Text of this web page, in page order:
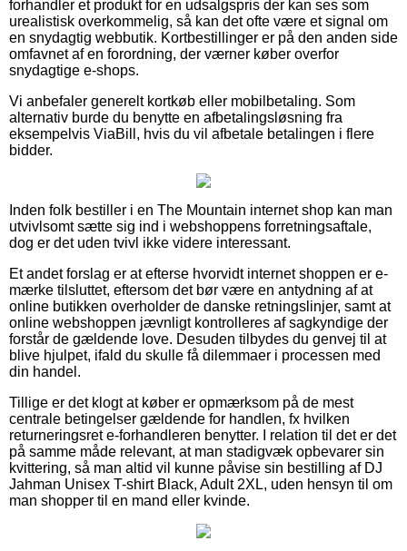
forhandler et produkt for en udsalgspris der kan ses som
urealistisk overkommelig, så kan det ofte være et signal om
en snydagtig webbutik. Kortbestillinger er på den anden side
omfavnet af en forordning, der værner køber overfor
snydagtige e-shops.
Vi anbefaler generelt kortkøb eller mobilbetaling. Som
alternativ burde du benytte en afbetalingsløsning fra
eksempelvis ViaBill, hvis du vil afbetale betalingen i flere
bidder.
Inden folk bestiller i en The Mountain internet shop kan man
utvivlsomt sætte sig ind i webshoppens forretningsaftale,
dog er det uden tvivl ikke videre interessant.
Et andet forslag er at efterse hvorvidt internet shoppen er e-
mærke tilsluttet, eftersom det bør være en antydning af at
online butikken overholder de danske retningslinjer, samt at
online webshoppen jævnligt kontrolleres af sagkyndige der
forstår de gældende love. Desuden tilbydes du genvej til at
blive hjulpet, ifald du skulle få dilemmaer i processen med
din handel.
Tillige er det klogt at køber er opmærksom på de mest
centrale betingelser gældende for handlen, fx hvilken
returneringsret e-forhandleren benytter. I relation til det er det
på samme måde relevant, at man stadigvæk opbevarer sin
kvittering, så man altid vil kunne påvise sin bestilling af DJ
Jahman Unisex T-shirt Black, Adult 2XL, uden hensyn til om
man shopper til en mand eller kvinde.